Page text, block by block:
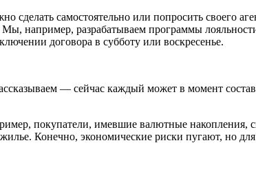
самостоятельно или попросить своего
например, разрабатываем программы
договора в субботу или воскресенье.
— сейчас каждый может в момент
покупатели, имевшие валютные накопления,
Конечно, экономические риски пугают, но